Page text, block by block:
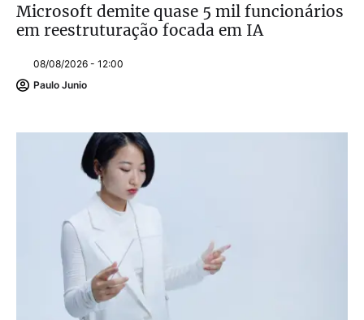
Microsoft demite quase 5 mil funcionários
em reestruturação focada em IA
08/08/2026 - 12:00
Paulo Junio